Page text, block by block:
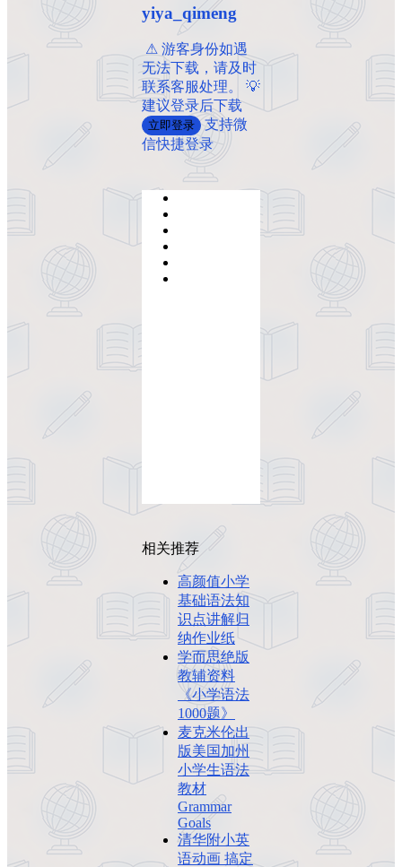
yiya_qimeng
️ ️⚠ 游客身份如遇
无法下载，请及时
联系客服处理。 💡
建议登录后下载
立即登录 支持微
信快捷登录
相关推荐
高颜值小学
基础语法知
识点讲解归
纳作业纸
学而思绝版
教辅资料
《小学语法
1000题》
麦克米伦出
版美国加州
小学生语法
教材
Grammar
Goals
清华附小英
语动画 搞定